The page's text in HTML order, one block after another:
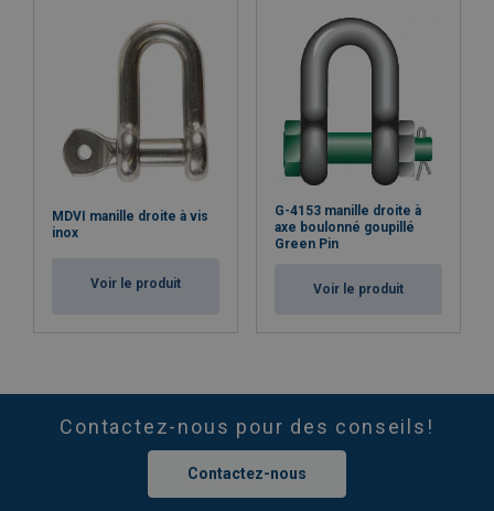
MDVI manille droite à vis
inox
Voir le produit
G-4153 manille droite à
axe boulonné goupillé
Green Pin
Voir le produit
Contactez-nous pour des conseils!
Contactez-nous